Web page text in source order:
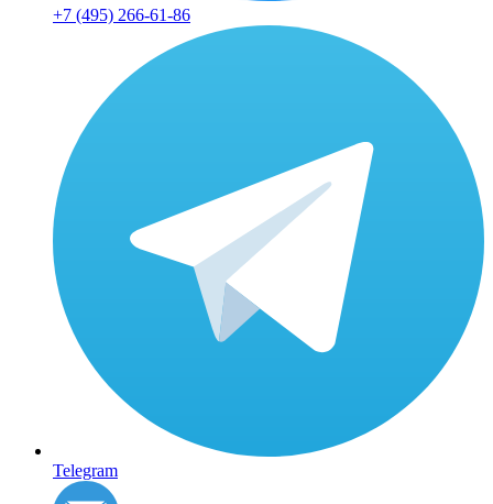
+7 (495) 266-61-86
Telegram